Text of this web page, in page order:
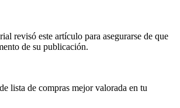
revisó este artículo para asegurarse de que
de su publicación.
lista de compras mejor valorada en tu